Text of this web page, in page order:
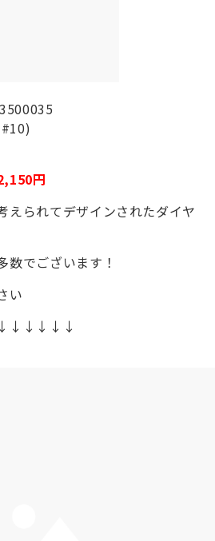
円
えられてデザインされたダイヤ
数でございます！
い